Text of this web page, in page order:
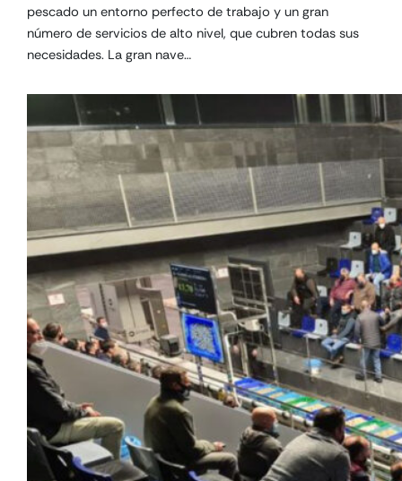
pescado un entorno perfecto de trabajo y un gran
número de servicios de alto nivel, que cubren todas sus
necesidades. La gran nave…